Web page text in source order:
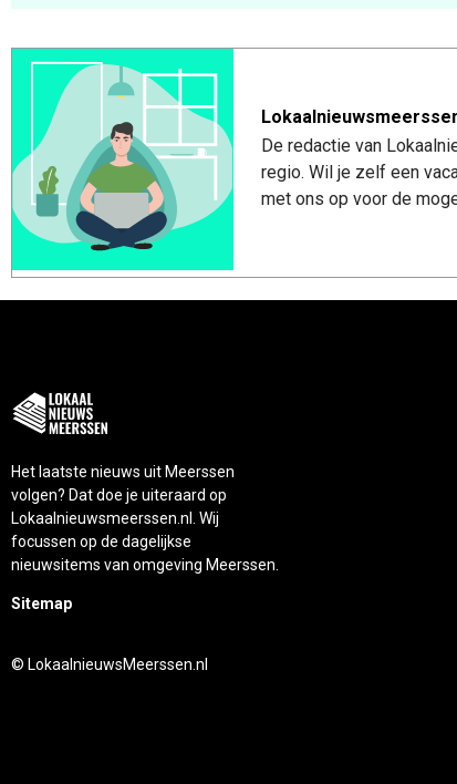
De redactie van
regio. Wil je zelf een
met ons op voor de
Het laatste nieuws uit Meerssen
volgen? Dat doe je uiteraard op
Lokaalnieuwsmeerssen.nl. Wij
focussen op de dagelijkse
nieuwsitems van omgeving Meerssen.
Sitemap
© LokaalnieuwsMeerssen.nl